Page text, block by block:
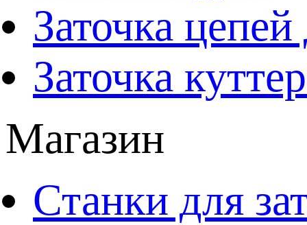
Заточка
Заточка
Магазин
Станки для